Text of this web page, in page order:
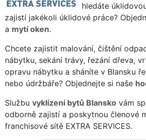
hledáte
zajistí jakékoli úklidové práce?
a mytí oken.
Chcete zajistit malování, čištění
nábytku, sekání trávy, řezání dřeva,
opravu nábytku a sháníte v Blansku
nebo údržbáře? Objednejte si naše
Službu vyklízení bytů Blansko vám
odborně zajistí a poskytnou členové
franchisové sítě EXTRA SERVICES.